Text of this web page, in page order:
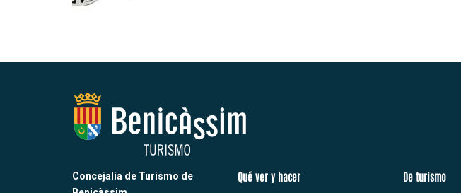
Concejalía de Turismo de
Qué ver y hacer De turismo